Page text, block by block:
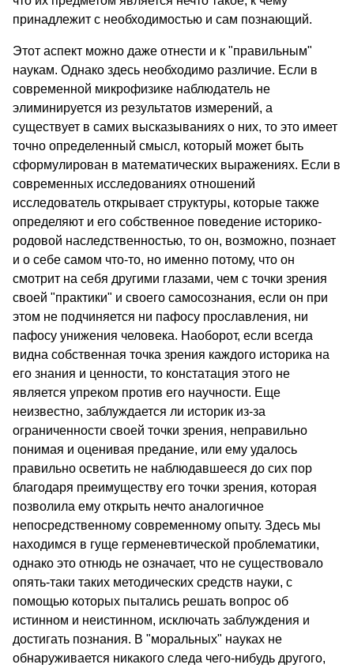
принадлежит с необходимостью и сам познающий.
Этот аспект можно даже отнести и к "правильным"
наукам. Однако здесь необходимо различие. Если в
современной микрофизике наблюдатель не
элиминируется из результатов измерений, а
существует в самих высказываниях о них, то это имеет
точно определенный смысл, который может быть
сформулирован в математических выражениях. Если в
современных исследованиях отношений
исследователь открывает структуры, которые также
определяют и его собственное поведение историко-
родовой наследственностью, то он, возможно, познает
и о себе самом что-то, но именно потому, что он
смотрит на себя другими глазами, чем с точки зрения
своей "практики" и своего самосознания, если он при
этом не подчиняется ни пафосу прославления, ни
пафосу унижения человека. Наоборот, если всегда
видна собственная точка зрения каждого историка на
его знания и ценности, то констатация этого не
является упреком против его научности. Еще
неизвестно, заблуждается ли историк из-за
ограниченности своей точки зрения, неправильно
понимая и оценивая предание, или ему удалось
правильно осветить не наблюдавшееся до сих пор
благодаря преимуществу его точки зрения, которая
позволила ему открыть нечто аналогичное
непосредственному современному опыту. Здесь мы
находимся в гуще герменевтической проблематики,
однако это отнюдь не означает, что не существовало
опять-таки таких методических средств науки, с
помощью которых пытались решать вопрос об
истинном и неистинном, исключать заблуждения и
достигать познания. В "моральных" науках не
обнаруживается никакого следа чего-нибудь другого,